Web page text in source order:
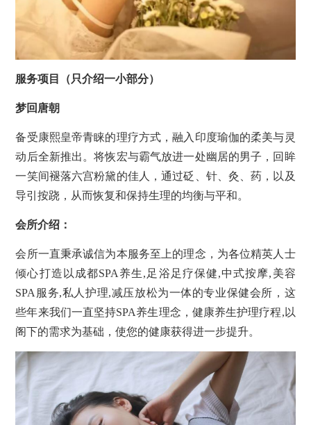
服务项目（只介绍一小部分）
梦回唐朝
备受康熙皇帝青睐的理疗方式，融入印度瑜伽的柔美与灵
动后全新推出。将恢宏与霸气放进一处幽居的男子，回眸
一笑间褪落六宫粉黛的佳人，通过砭、针、灸、药，以及
导引按跷，从而恢复和保持生理的均衡与平和。
会所介绍：
会所一直秉承诚信为本服务至上的理念，为各位精英人士
倾心打造以成都SPA养生,足浴足疗保健,中式按摩,美容
SPA服务,私人护理,减压放松为一体的专业保健会所 ，这
些年来我们一直坚持SPA养生理念，健康养生护理疗程,以
阁下的需求为基础，使您的健康获得进一步提升。